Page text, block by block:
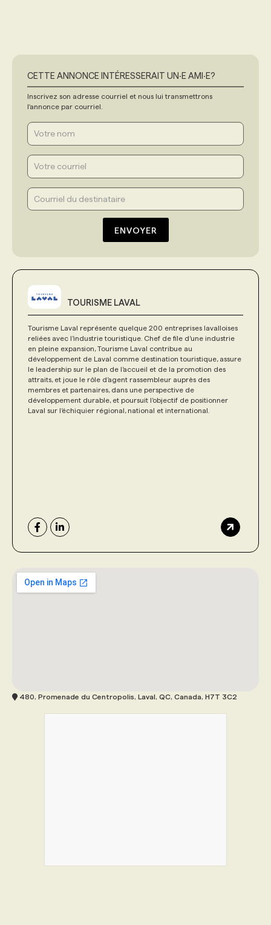
CETTE ANNONCE INTÉRESSERAIT UN‧E AMI‧E?
Inscrivez son adresse courriel et nous lui transmettrons
l'annonce par courriel.
ENVOYER
TOURISME LAVAL
Tourisme Laval représente quelque 200 entreprises lavalloises
reliées avec l’industrie touristique. Chef de file d’une industrie
en pleine expansion, Tourisme Laval contribue au
développement de Laval comme destination touristique, assure
le leadership sur le plan de l’accueil et de la promotion des
attraits, et joue le rôle d’agent rassembleur auprès des
membres et partenaires, dans une perspective de
développement durable, et poursuit l’objectif de positionner
Laval sur l’échiquier régional, national et international.
480, Promenade du Centropolis, Laval, QC, Canada, H7T 3C2